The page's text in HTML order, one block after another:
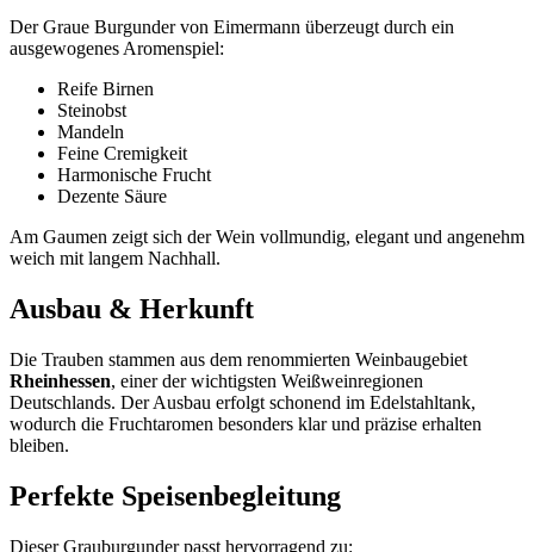
Der Graue Burgunder von Eimermann überzeugt durch ein
ausgewogenes Aromenspiel:
Reife Birnen
Steinobst
Mandeln
Feine Cremigkeit
Harmonische Frucht
Dezente Säure
Am Gaumen zeigt sich der Wein vollmundig, elegant und angenehm
weich mit langem Nachhall.
Ausbau & Herkunft
Die Trauben stammen aus dem renommierten Weinbaugebiet
Rheinhessen, einer der wichtigsten Weißweinregionen
Deutschlands. Der Ausbau erfolgt schonend im Edelstahltank,
wodurch die Fruchtaromen besonders klar und präzise erhalten
bleiben.
Perfekte Speisenbegleitung
Dieser Grauburgunder passt hervorragend zu: